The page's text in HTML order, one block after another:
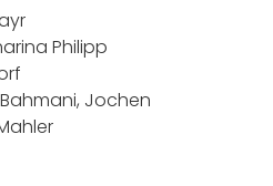
Philipp
Jochen